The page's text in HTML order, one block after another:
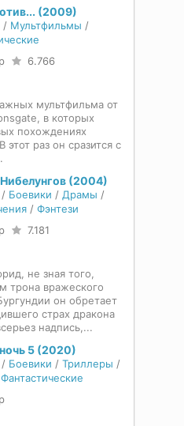
(2009)
/ Мультфильмы /
6.766
мультфильма от
в которых
похождениях
этот раз он сразится с
(2004)
/ Боевики / Драмы /
/ Фэнтези
7.181
не зная того,
трона вражеского
он обретает
страх дракона
надпись,...
5 (2020)
/ Боевики / Триллеры /
Фантастические